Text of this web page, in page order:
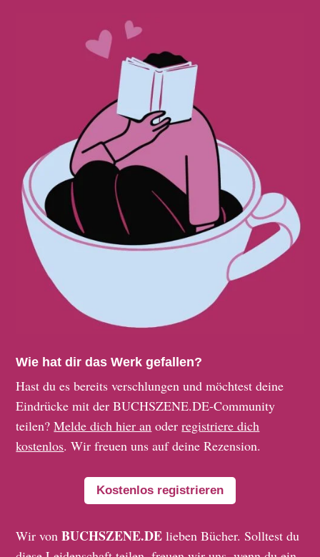
Wie hat dir das Werk gefallen?
Hast du es bereits verschlungen und möchtest deine
Eindrücke mit der BUCHSZENE.DE-Community
teilen?Melde dich hier an oderregistriere dich
kostenlos. Wir freuen uns auf deine Rezension.
Kostenlos registrieren
Wir vonBUCHSZENE.DE lieben Bücher. Solltest du